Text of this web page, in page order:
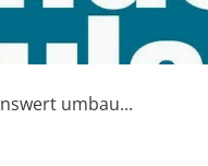
umbau...